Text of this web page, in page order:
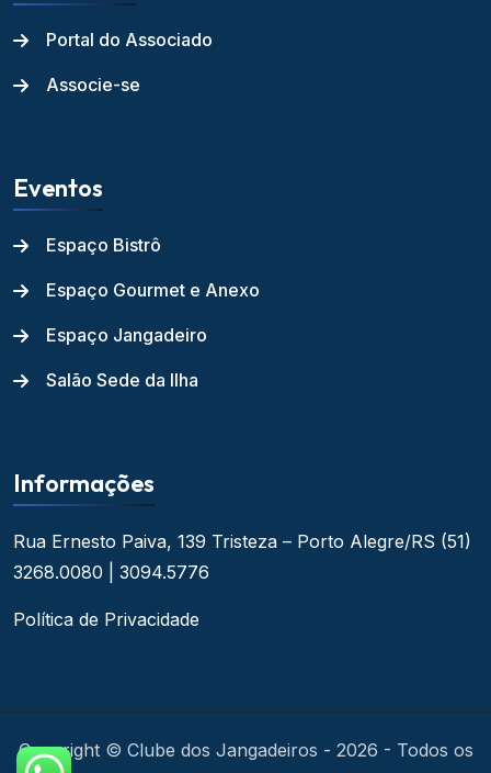
Portal do Associado
Associe-se
Eventos
Espaço Bistrô
Espaço Gourmet e Anexo
Espaço Jangadeiro
Salão Sede da Ilha
Informações
Rua Ernesto Paiva, 139 Tristeza – Porto Alegre/RS (51)
3268.0080 | 3094.5776
Política de Privacidade
Copyright © Clube dos Jangadeiros - 2026 - Todos os